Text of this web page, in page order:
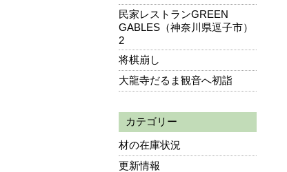
民家レストランGREEN
GABLES（神奈川県逗子市）
2
将棋崩し
大龍寺だるま観音へ初詣
カテゴリー
材の在庫状況
更新情報